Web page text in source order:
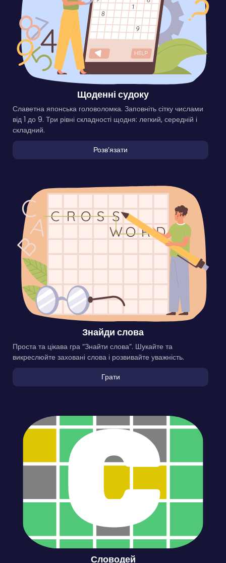
Щоденні судоку
Славетна японська головоломка. Заповніть сітку числами
від 1 до 9. Три рівні складності щодня: легкий, середній і
складний.
Розвʼязати
Знайди слова
Проста та цікава гра “Знайти слова”. Шукайте та
викреслюйте заховані слова і розвивайте уважність.
Грати
Словодей